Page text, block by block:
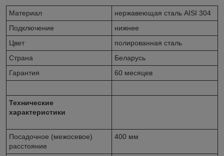
Материал
нержавеющая сталь AISI 304
Подключение
нижнее
Цвет
полированная сталь
Страна
Беларусь
Гарантия
60 месяцев
Технические
характеристики
Посадочное (межосевое)
расстояние
400 мм